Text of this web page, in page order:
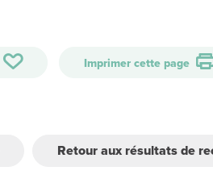
Imprimer cette page
Retour aux résultats de